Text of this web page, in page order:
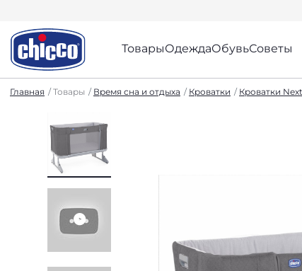
ТоварыОдеждаОбувьСоветы
Главная Товары Время сна и отдыха Кроватки Кроватки